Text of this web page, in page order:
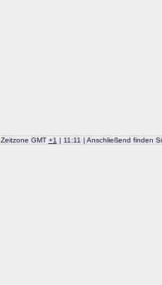
Zeitzone GMT +1 | 11:11 | Anschließend finden